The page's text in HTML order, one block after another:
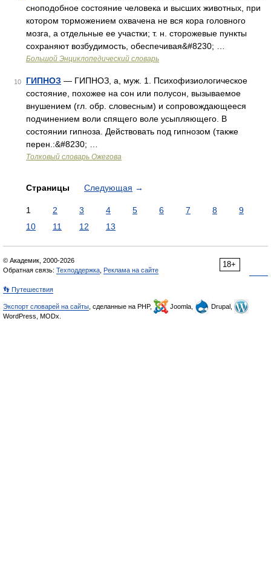
сноподобное состояние человека и высших животных, при
котором торможением охвачена не вся кора головного
мозга, а отдельные ее участки; т. н. сторожевые пункты
сохраняют возбудимость, обеспечивая&#8230; …
Большой Энциклопедический словарь
10 ГИПНОЗ — ГИПНОЗ, а, муж. 1. Психофизиологическое
состояние, похожее на сон или полусон, вызываемое
внушением (гл. обр. словесным) и сопровождающееся
подчинением воли спящего воле усыпляющего. В
состоянии гипноза. Действовать под гипнозом (также
перен.:&#8230; …
Толковый словарь Ожегова
Страницы Следующая →
1 2 3 4 5 6 7 8
9
10
11 12 13
18+
© Академик, 2000-2026
Обратная связь: Техподдержка Реклама на сайте
👣 Путешествия
Экспорт словарей на сайты , сделанные на PHP, Joomla,
Drupal,
WordPress, MODx.